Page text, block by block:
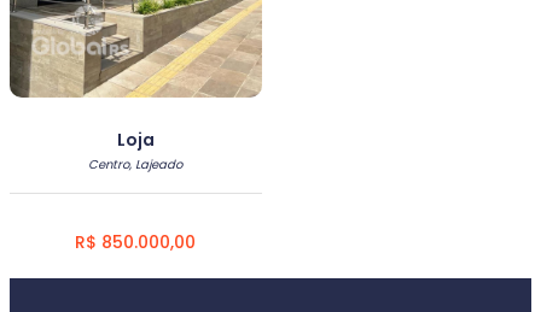
Loja
Centro, Lajeado
R$ 850.000,00